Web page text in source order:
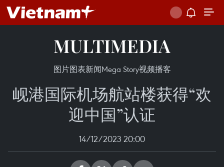
MULTIMEDIA
图片图表新闻Mega Story视频播客
岘港国际机场航站楼获得“欢
迎中国”认证
14/12/2023 20:00